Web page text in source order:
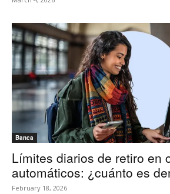
Banca
Límites diarios de retiro en
automáticos: ¿cuánto es
February 18, 2026